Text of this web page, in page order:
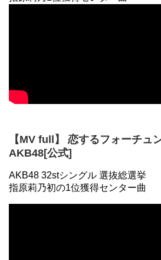
【MV full】 恋するフォーチュ
AKB48[公式]
AKB48 32stシングル 選抜総選挙
指原莉乃初の1位獲得センター曲